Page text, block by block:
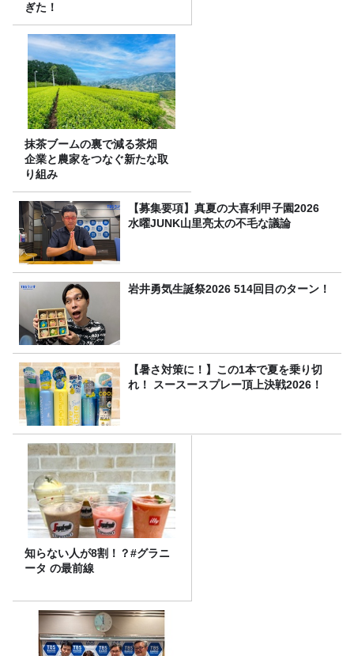
ぎた！
抹茶ブームの裏で減る茶畑
企業と農家をつなぐ新たな取
り組み
【募集要項】真夏の大喜利甲子園2026
水曜JUNK山里亮太の不毛な議論
岩井勇気生誕祭2026 514回目のターン！
【暑さ対策に！】この1本で夏を乗り切
れ！ スースースプレー頂上決戦2026！
知らない人が8割！？#グラニ
ータ の最前線